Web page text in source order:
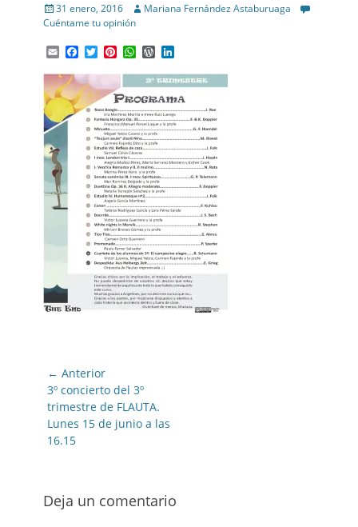
Posted
on
31 enero, 2016 Author
Mariana Fernández Astaburuaga
Cuéntame tu opinión
EmailFacebook
TwitterPinterest
WhatsApp
WordPress
Navegación
de
entradas
← Anterior
Entrada
anterior:
3º concierto del 3º
trimestre de FLAUTA.
Lunes 15 de junio a las
16.15
Deja un comentario